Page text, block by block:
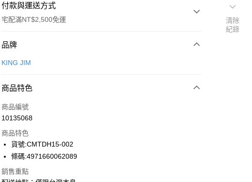
付款與運送方式
宅配滿NT$2,500免運
付款方式
信用卡一次付款
運送方式
下單前請先詢問庫存
品牌
KING JIM
商品特色
商品編號
10135068
商品特色
貨號:CMTDH15-002
條碼:4971660062089
銷售重點
清除
紀錄